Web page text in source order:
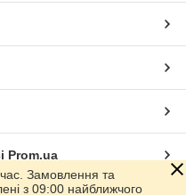
Prom.ua
Замовлення та
з 09:00 найближчого